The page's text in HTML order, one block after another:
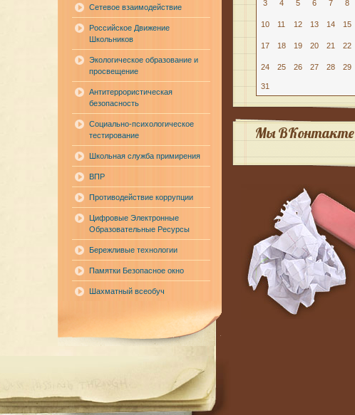
Сетевое взаимодействие
Российское Движение
Школьников
Экологическое образование и
просвещение
Антитеррористическая
безопасность
Социально-психологическое
тестирование
Школьная служба примирения
ВПР
Противодействие коррупции
Цифровые Электронные
Образовательные Ресурсы
Бережливые технологии
Памятки Безопасное окно
Шахматный всеобуч
3 4 5 6 7 8
10 11 12 13 14 15
17 18 19 20 21 22
24 25 26 27 28 29
31
Мы ВКонтакте